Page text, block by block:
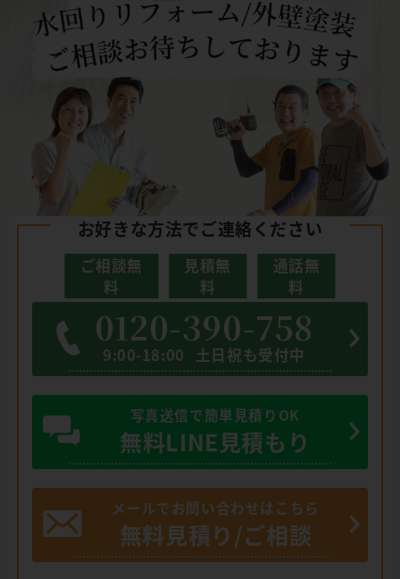
お好きな方法でご連絡ください
0120-390-758
9:00-18:00 土日祝も受付中
写真送信で簡単見積りOK
無料LINE見積もり
メールでお問い合わせはこちら
無料見積り/ご相談
ご相談無
料
見積無
料
通話無
料